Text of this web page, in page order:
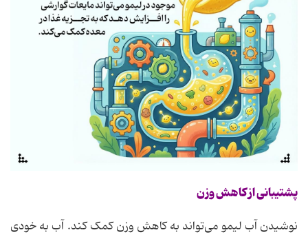
پشتیبانی از کاهش وزن
نوشیدن آب لیمو می‌تواند به کاهش وزن کمک کند. آب به خودی